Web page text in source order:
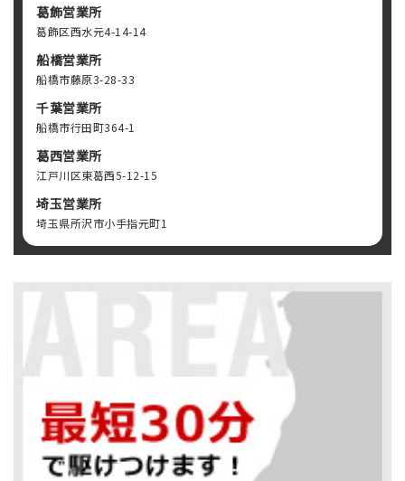
葛飾営業所
葛飾区西水元4-14-14
船橋営業所
船橋市藤原3-28-33
千葉営業所
船橋市行田町364-1
葛西営業所
江戸川区東葛西5-12-15
埼玉営業所
埼玉県所沢市小手指元町1